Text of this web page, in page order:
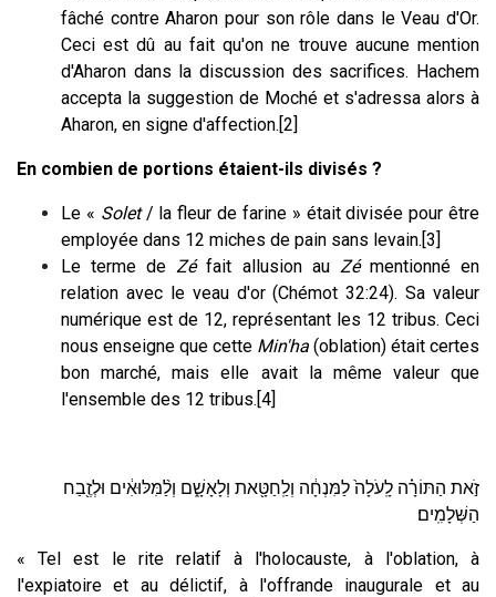
fâché contre Aharon pour son rôle dans le Veau d'Or.
Ceci est dû au fait qu'on ne trouve aucune mention
d'Aharon dans la discussion des sacrifices. Hachem
accepta la suggestion de Moché et s'adressa alors à
Aharon, en signe d'affection.[2]
En combien de portions étaient-ils divisés ?
Le « Solet / la fleur de farine » était divisée pour être
employée dans 12 miches de pain sans levain.[3]
Le terme de Zéfait allusion au Zémentionné en
relation avec le veau d'or (Chémot 32:24). Sa valeur
numérique est de 12, représentant les 12 tribus. Ceci
nous enseigne que cette Min'ha (oblation) était certes
bon marché, mais elle avait la même valeur que
l'ensemble des 12 tribus.[4]
זֹ֣את הַתּוֹרָ֗ה לָֽעֹלָה֙ לַמִּנְחָ֔ה וְלַֽחַטָּ֖את וְלָאָשָׁ֑ם וְלַ֨מִּלּוּאִ֔ים וּלְזֶ֖בַח
הַשְּׁלָמִֽים׃
« Tel est le rite relatif à l'holocauste, à l'oblation, à
l'expiatoire et au délictif, à l'offrande inaugurale et au